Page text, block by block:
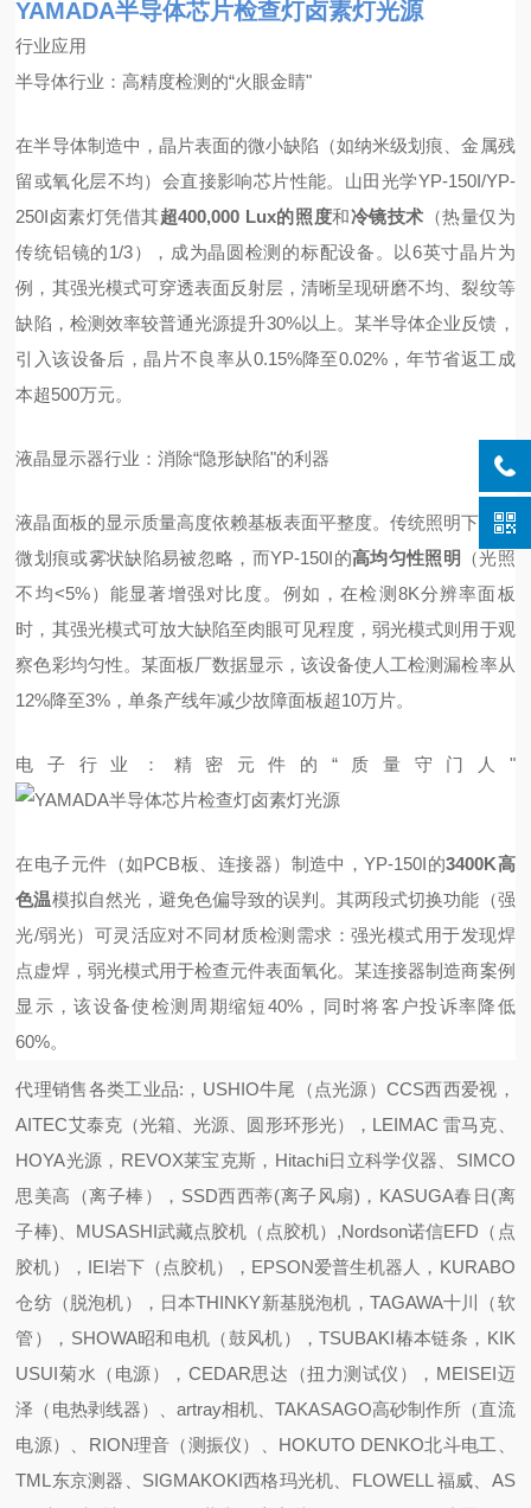
YAMADA半导体芯片检查灯卤素灯光源
行业应用
半导体行业：高精度检测的“火眼金睛"
在半导体制造中，晶片表面的微小缺陷（如纳米级划痕、金属残
留或氧化层不均）会直接影响芯片性能。山田光学YP-150I/YP-
250I卤素灯凭借其超400,000 Lux的照度和冷镜技术 （热量仅为
传统铝镜的1/3），成为晶圆检测的标配设备。以6英寸晶片为
例，其强光模式可穿透表面反射层，清晰呈现研磨不均、裂纹等
缺陷，检测效率较普通光源提升30%以上。某半导体企业反馈，
引入该设备后，晶片不良率从0.15%降至0.02%，年节省返工成
本超500万元。
液晶显示器行业：消除“隐形缺陷"的利器
液晶面板的显示质量高度依赖基板表面平整度。传统照明下，细
微划痕或雾状缺陷易被忽略，而YP-150I的高均匀性照明
（光照
不均<5%）能显著增强对比度。例如，在检测8K分辨率面板
时，其强光模式可放大缺陷至肉眼可见程度，弱光模式则用于观
察色彩均匀性。某面板厂数据显示，该设备使人工检测漏检率从
12%降至3%，单条产线年减少故障面板超10万片。
电子行业：精密元件的“质量守门人"
在电子元件（如PCB板、连接器）制造中，YP-150I的3400K高
色温模拟自然光，避免色偏导致的误判。其两段式切换功能（强
光/弱光）可灵活应对不同材质检测需求：强光模式用于发现焊
点虚焊，弱光模式用于检查元件表面氧化。某连接器制造商案例
显示，该设备使检测周期缩短40%，同时将客户投诉率降低
60%。
代理销售各类工业品:，USHIO牛尾（点光源）CCS西西爱视，
AITEC艾泰克（光箱、光源、圆形环形光），LEIMAC 雷马克、
HOYA光源，REVOX莱宝克斯，Hitachi日立科学仪器、SIMCO
思美高（离子棒），SSD西西蒂(离子风扇)，KASUGA春日(离
子棒)、MUSASHI武藏点胶机（点胶机）,Nordson诺信EFD（点
胶机），IEI岩下（点胶机），EPSON爱普生机器人，KURABO
仓纺（脱泡机），日本THINKY新基脱泡机，TAGAWA十川（软
管），SHOWA昭和电机（鼓风机），TSUBAKI椿本链条，KIK
USUI菊水（电源），CEDAR思达（扭力测试仪），MEISEI迈
泽（电热剥线器）、artray相机、TAKASAGO高砂制作所（直流
电源）、RION理音（测振仪）、HOKUTO DENKO北斗电工、
TML东京测器、SIGMAKOKI西格玛光机、FLOWELL 福威、AS